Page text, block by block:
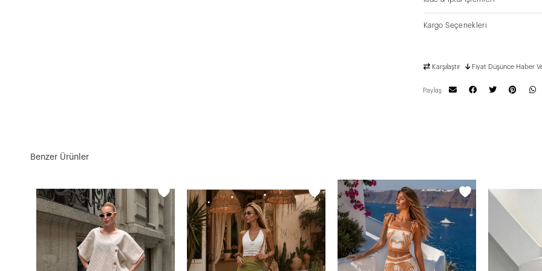
Kargo Seçenekleri
Karşılaştır Fiyat Düşünce Haber
Paylaş
Benzer Ürünler